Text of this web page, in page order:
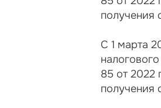
получения
С 1 марта
85 от 2022
получения